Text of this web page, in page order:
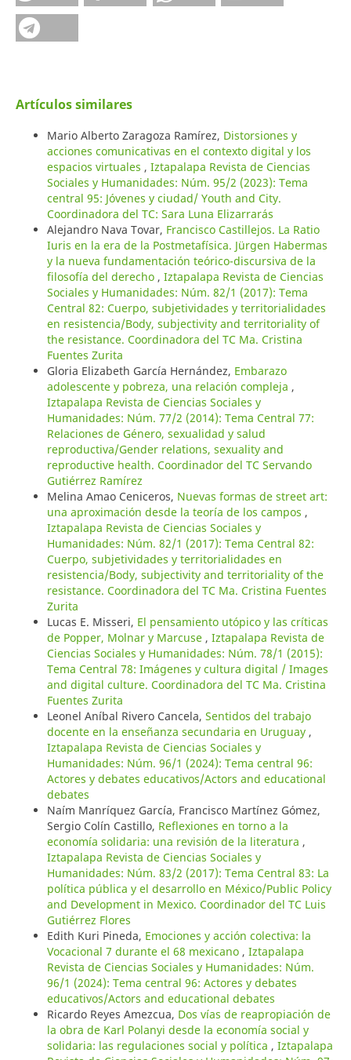
Artículos similares
Mario Alberto Zaragoza Ramírez, Distorsiones y
acciones comunicativas en el contexto digital y los
espacios virtuales , Iztapalapa Revista de Ciencias
Sociales y Humanidades: Núm. 95/2 (2023): Tema
central 95: Jóvenes y ciudad/ Youth and City.
Coordinadora del TC: Sara Luna Elizarrarás
Alejandro Nava Tovar, Francisco Castillejos. La Ratio
Iuris en la era de la Postmetafísica. Jürgen Habermas
y la nueva fundamentación teórico-discursiva de la
filosofía del derecho , Iztapalapa Revista de Ciencias
Sociales y Humanidades: Núm. 82/1 (2017): Tema
Central 82: Cuerpo, subjetividades y territorialidades
en resistencia/Body, subjectivity and territoriality of
the resistance. Coordinadora del TC Ma. Cristina
Fuentes Zurita
Gloria Elizabeth García Hernández, Embarazo
adolescente y pobreza, una relación compleja ,
Iztapalapa Revista de Ciencias Sociales y
Humanidades: Núm. 77/2 (2014): Tema Central 77:
Relaciones de Género, sexualidad y salud
reproductiva/Gender relations, sexuality and
reproductive health. Coordinador del TC Servando
Gutiérrez Ramírez
Melina Amao Ceniceros, Nuevas formas de street art:
una aproximación desde la teoría de los campos ,
Iztapalapa Revista de Ciencias Sociales y
Humanidades: Núm. 82/1 (2017): Tema Central 82:
Cuerpo, subjetividades y territorialidades en
resistencia/Body, subjectivity and territoriality of the
resistance. Coordinadora del TC Ma. Cristina Fuentes
Zurita
Lucas E. Misseri, El pensamiento utópico y las críticas
de Popper, Molnar y Marcuse , Iztapalapa Revista de
Ciencias Sociales y Humanidades: Núm. 78/1 (2015):
Tema Central 78: Imágenes y cultura digital / Images
and digital culture. Coordinadora del TC Ma. Cristina
Fuentes Zurita
Leonel Aníbal Rivero Cancela, Sentidos del trabajo
docente en la enseñanza secundaria en Uruguay ,
Iztapalapa Revista de Ciencias Sociales y
Humanidades: Núm. 96/1 (2024): Tema central 96:
Actores y debates educativos/Actors and educational
debates
Naím Manríquez García, Francisco Martínez Gómez,
Sergio Colín Castillo, Reflexiones en torno a la
economía solidaria: una revisión de la literatura ,
Iztapalapa Revista de Ciencias Sociales y
Humanidades: Núm. 83/2 (2017): Tema Central 83: La
política pública y el desarrollo en México/Public Policy
and Development in Mexico. Coordinador del TC Luis
Gutiérrez Flores
Edith Kuri Pineda, Emociones y acción colectiva: la
Vocacional 7 durante el 68 mexicano , Iztapalapa
Revista de Ciencias Sociales y Humanidades: Núm.
96/1 (2024): Tema central 96: Actores y debates
educativos/Actors and educational debates
Ricardo Reyes Amezcua, Dos vías de reapropiación de
la obra de Karl Polanyi desde la economía social y
solidaria: las regulaciones social y política , Iztapalapa